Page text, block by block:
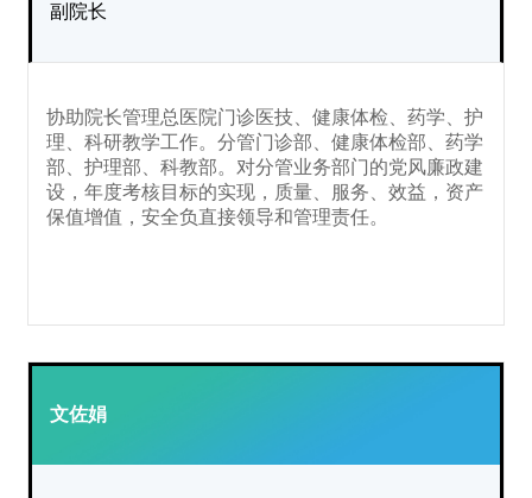
副院长
协助院长管理总医院门诊医技、健康体检、药学、护
理、科研教学工作。分管门诊部、健康体检部、药学
部、护理部、科教部。对分管业务部门的党风廉政建
设，年度考核目标的实现，质量、服务、效益，资产
保值增值，安全负直接领导和管理责任。
文佐娟